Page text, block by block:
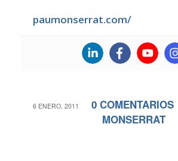
paumonserrat.com/
6 ENERO, 2011
/ 0 COMENTARIOS
/
MONSERRAT